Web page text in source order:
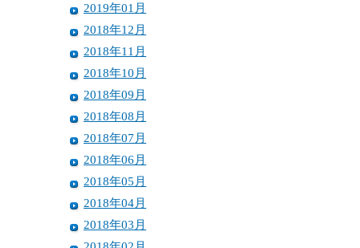
2019年01月
2018年12月
2018年11月
2018年10月
2018年09月
2018年08月
2018年07月
2018年06月
2018年05月
2018年04月
2018年03月